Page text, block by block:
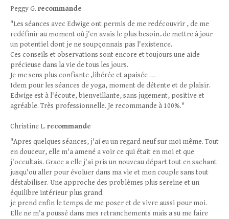
Peggy G. recommande
"Les séances avec Edwige ont permis de me redécouvrir , de me
redéfinir au moment où j'en avais le plus besoin..de mettre à jour
un potentiel dont je ne soupçonnais pas l'existence.
Ces conseils et observations sont encore et toujours une aide
précieuse dans la vie de tous les jours.
Je me sens plus confiante ,libérée et apaisée …
Idem pour les séances de yoga, moment de détente et de plaisir.
Edwige est à l'écoute, bienveillante, sans jugement, positive et
agréable. Très professionnelle. Je recommande à 100%."
Christine L. recommande
"Apres quelques séances, j'ai eu un regard neuf sur moi même. Tout
en douceur, elle m'a amené a voir ce qui était en moi et que
j'occultais. Grace a elle j'ai pris un nouveau départ tout en sachant
jusqu'ou aller pour évoluer dans ma vie et mon couple sans tout
déstabiliser. Une approche des problèmes plus sereine et un
équilibre intérieur plus grand.
je prend enfin le temps de me poser et de vivre aussi pour moi.
Elle ne m'a poussé dans mes retranchements mais a su me faire